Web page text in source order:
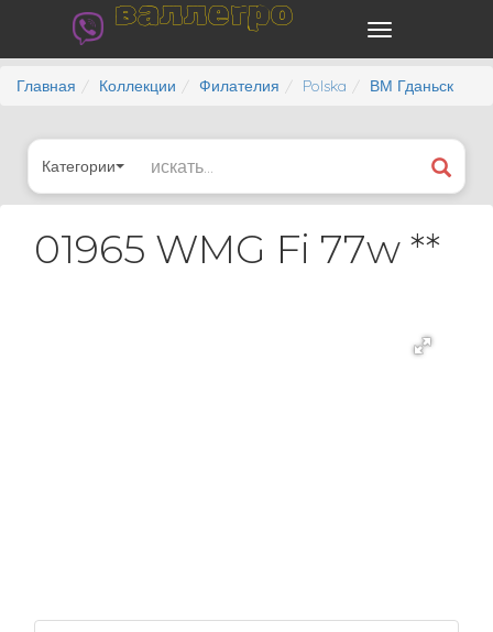
валлегро
Главная Коллекции Филателия Polska ВМ Гданьск
Категории
01965 WMG Fi 77w **